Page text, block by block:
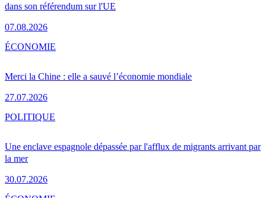
dans son référendum sur l'UE
07.08.2026
Merci la Chine : elle a sauvé l’économie mondiale
27.07.2026
ÉCONOMIE
Une enclave espagnole dépassée par l'afflux de migrants arrivant par
la mer
30.07.2026
POLITIQUE